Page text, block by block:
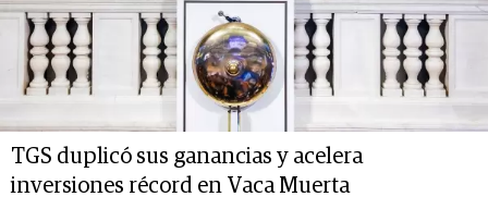
TGS duplicó sus ganancias y acelera
inversiones récord en Vaca Muerta